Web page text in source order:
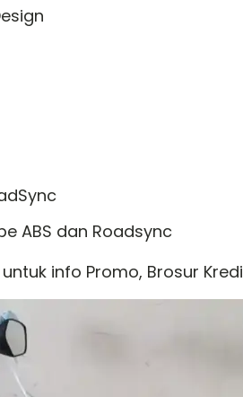
ABS dan Roadsync
untuk info Promo, Brosur